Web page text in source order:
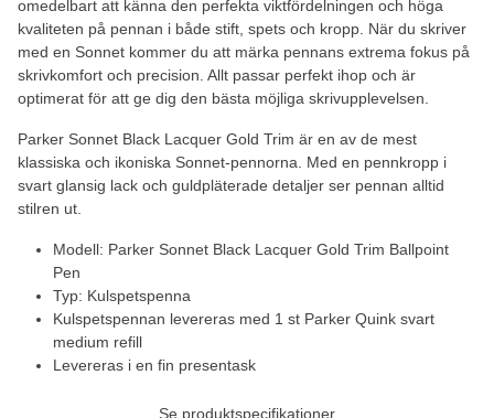
omedelbart att känna den perfekta viktfördelningen och höga
kvaliteten på pennan i både stift, spets och kropp. När du skriver
med en Sonnet kommer du att märka pennans extrema fokus på
skrivkomfort och precision. Allt passar perfekt ihop och är
optimerat för att ge dig den bästa möjliga skrivupplevelsen.
Parker Sonnet Black Lacquer Gold Trim är en av de mest
klassiska och ikoniska Sonnet-pennorna. Med en pennkropp i
svart glansig lack och guldpläterade detaljer ser pennan alltid
stilren ut.
Modell: Parker Sonnet Black Lacquer Gold Trim Ballpoint
Pen
Typ: Kulspetspenna
Kulspetspennan levereras med 1 st Parker Quink svart
medium refill
Levereras i en fin presentask
Se produktspecifikationer